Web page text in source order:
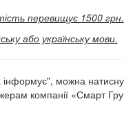
перевищує 1500 грн.
або українську мови.
інформує", можна
компанії «Смарт